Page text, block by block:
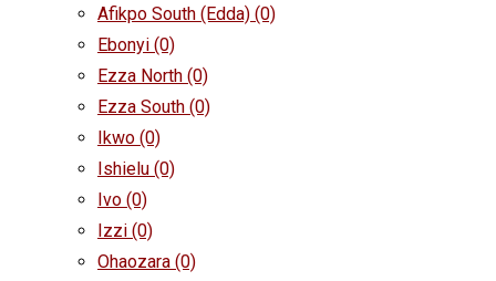
Afikpo South (Edda) (0)
Ebonyi (0)
Ezza North (0)
Ezza South (0)
Ikwo (0)
Ishielu (0)
Ivo (0)
Izzi (0)
Ohaozara (0)